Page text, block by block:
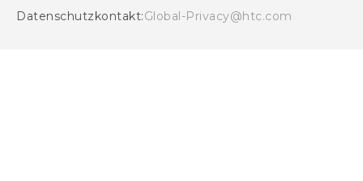
Datenschutzkontakt:Global-Privacy@htc.com